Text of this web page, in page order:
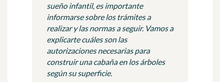
sueño infantil, es importante
informarse sobre los trámites a
realizar y las normas a seguir. Vamos a
explicarte cuáles son las
autorizaciones necesarias para
construir una cabaña en los árboles
según su superficie.